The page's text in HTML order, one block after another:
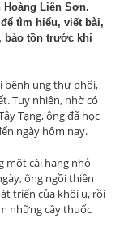
Liên Sơn.
tìm hiểu, viết bài,
bảo tồn trước khi
bệnh ung thư phổi,
Tuy nhiên, nhờ có
Tạng, ông đã học
ngày hôm nay.
một cái hang nhỏ
ông ngồi thiền
triển của khối u, rồi
những cây thuốc